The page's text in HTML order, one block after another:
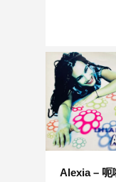
Alexia – 呃